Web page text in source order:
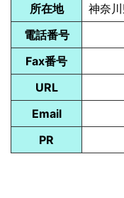
所在地
神奈
電話番号
Fax番号
URL
Email
PR